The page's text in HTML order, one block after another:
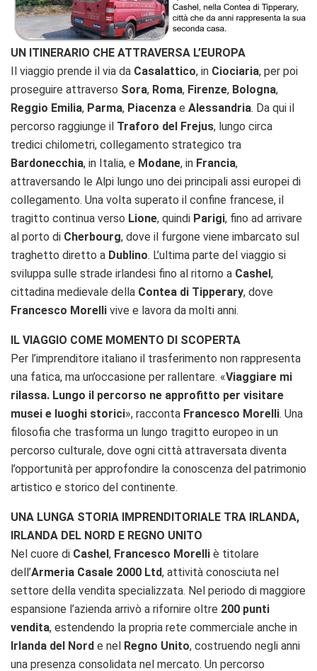
UN ITINERARIO CHE ATTRAVERSA L’EUROPA
Il viaggio prende il via da Casalattico, in Ciociaria, per poi
proseguire attraverso Sora, Roma, Firenze, Bologna,
Reggio Emilia, Parma, Piacenza e Alessandria. Da qui il
percorso raggiunge il Traforo del Frejus, lungo circa
tredici chilometri, collegamento strategico tra
Bardonecchia, in Italia, e Modane, in Francia,
attraversando le Alpi lungo uno dei principali assi europei di
collegamento. Una volta superato il confine francese, il
tragitto continua verso Lione, quindi Parigi, fino ad arrivare
al porto di Cherbourg, dove il furgone viene imbarcato sul
traghetto diretto a Dublino. L’ultima parte del viaggio si
sviluppa sulle strade irlandesi fino al ritorno a Cashel,
cittadina medievale della Contea di Tipperary, dove
Francesco Morelli vive e lavora da molti anni.
IL VIAGGIO COME MOMENTO DI SCOPERTA
Per l’imprenditore italiano il trasferimento non rappresenta
una fatica, ma un’occasione per rallentare. «Viaggiare mi
rilassa. Lungo il percorso ne approfitto per visitare
musei e luoghi storici», racconta Francesco Morelli. Una
filosofia che trasforma un lungo tragitto europeo in un
percorso culturale, dove ogni città attraversata diventa
l’opportunità per approfondire la conoscenza del patrimonio
artistico e storico del continente.
UNA LUNGA STORIA IMPRENDITORIALE TRA IRLANDA,
IRLANDA DEL NORD E REGNO UNITO
Nel cuore di Cashel, Francesco Morelli è titolare
dell’Armeria Casale 2000 Ltd, attività conosciuta nel
settore della vendita specializzata. Nel periodo di maggiore
espansione l’azienda arrivò a rifornire oltre 200 punti
vendita, estendendo la propria rete commerciale anche in
Irlanda del Nord e nel Regno Unito, costruendo negli anni
una presenza consolidata nel mercato. Un percorso